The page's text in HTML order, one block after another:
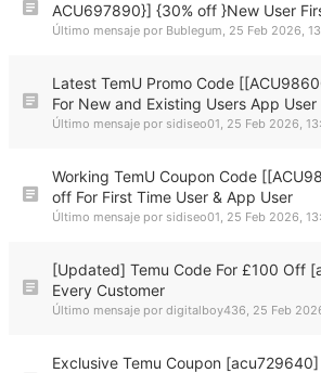
ACU697890}] {30% off }New User
Último mensaje por Bublegum, 25 Feb 2026,
Latest TemU Promo Code
For New and Existing Users App User
Último mensaje por sidiseo01, 25 Feb 2026,
Working TemU Coupon Code
off For First Time User & App User
Último mensaje por sidiseo01, 25 Feb 2026,
[Updated] Temu Code For £100 Off
Every Customer
Último mensaje por digitalboy436, 25 Feb
Exclusive Temu Coupon